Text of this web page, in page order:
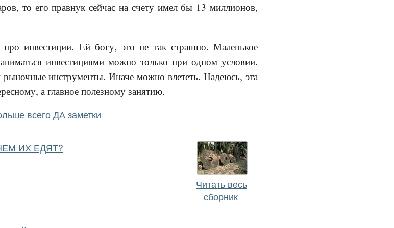
то его правнук сейчас на счету имел бы 13 миллионов,
про инвестиции. Ей богу, это не так страшно. Маленькое
инвестициями можно только при одном условии.
инструменты. Иначе можно влететь. Надеюсь, эта
а главное полезному занятию.
всего ДА заметки
ИХ ЕДЯТ?
Читать весь
сборник